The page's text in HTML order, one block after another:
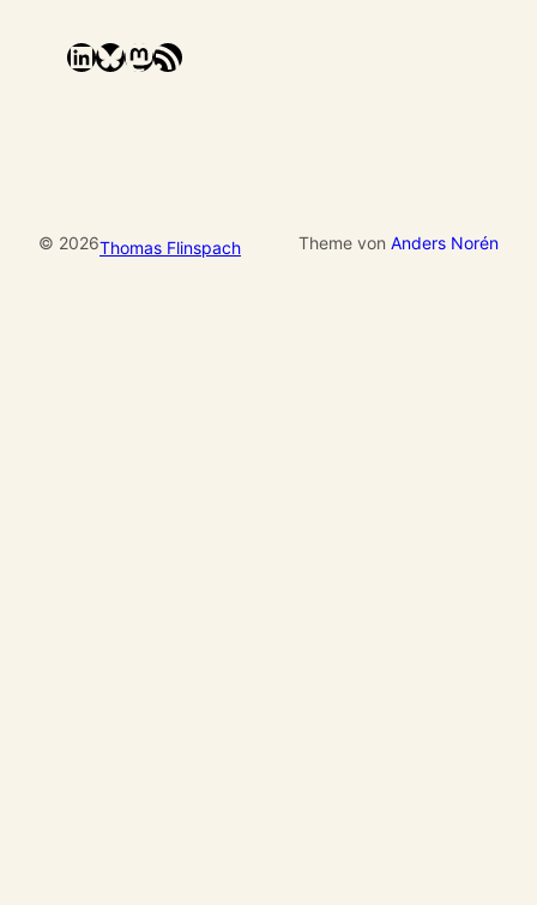
LinkedIn Bluesky Mastodon RSS-Feed
© 2026Thomas Flinspach Theme von Anders Norén